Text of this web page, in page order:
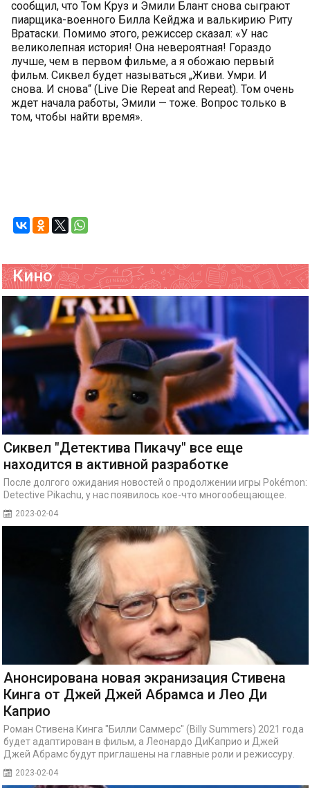
сообщил, что Том Круз и Эмили Блант снова сыграют
пиарщика-военного Билла Кейджа и валькирию Риту
Вратаски. Помимо этого, режиссер сказал: «У нас
великолепная история! Она невероятная! Гораздо
лучше, чем в первом фильме, а я обожаю первый
фильм. Сиквел будет называться „Живи. Умри. И
снова. И снова“ (Live Die Repeat and Repeat). Том очень
ждет начала работы, Эмили — тоже. Вопрос только в
том, чтобы найти время».
Кино
Сиквел "Детектива Пикачу" все еще
находится в активной разработке
После долгого ожидания новостей о продолжении игры Pokémon:
Detective Pikachu, у нас появилось кое-что многообещающее.
2023-02-04
Анонсирована новая экранизация Стивена
Кинга от Джей Джей Абрамса и Лео Ди
Каприо
Роман Стивена Кинга "Билли Саммерс" (Billy Summers) 2021 года
будет адаптирован в фильм, а Леонардо ДиКаприо и Джей
Джей Абрамс будут приглашены на главные роли и режиссуру.
2023-02-04